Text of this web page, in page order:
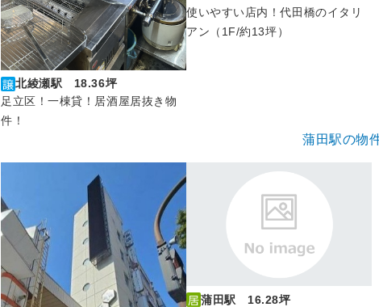
北綾瀬駅 18.36坪
足立区！一棟貸！居酒屋居抜き物
件！
使いやすい店内！代田橋のイタリ
アン（1F/約13坪）
蒲田駅の物
蒲田駅 16.28坪